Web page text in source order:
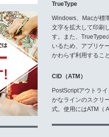
TrueType
Windows、Macが標
文字を拡大して印刷
す。また、TrueType
いるため、アプリケ
かわらず利用するこ
CID（ATM）
PostScriptアウトラ
かなラインのスクリ
式。使用にはATM（